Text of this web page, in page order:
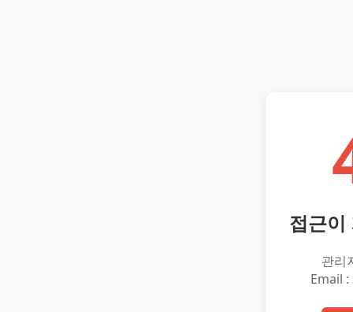
접근이
관리
Email